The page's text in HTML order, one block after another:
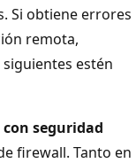
Si obtiene errores
remota,
estén
seguridad
firewall. Tanto en